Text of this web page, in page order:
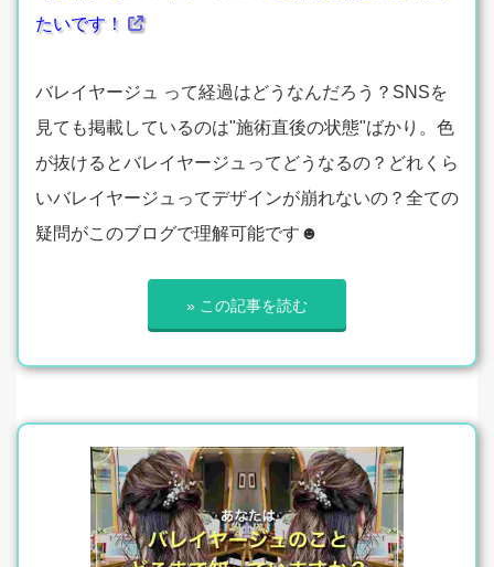
たいです！
バレイヤージュ って経過はどうなんだろう？SNSを
見ても掲載しているのは"施術直後の状態"ばかり。色
が抜けるとバレイヤージュってどうなるの？どれくら
いバレイヤージュってデザインが崩れないの？全ての
疑問がこのブログで理解可能です☻
» この記事を読む